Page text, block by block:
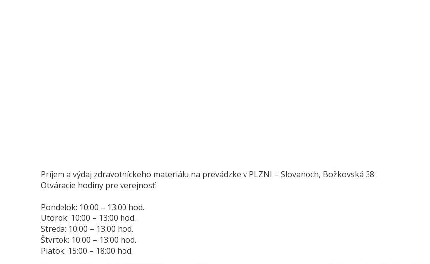
Príjem a výdaj zdravotníckeho materiálu na prevádzke v PLZNI – Slovanoch, Božkovská 38
Otváracie hodiny pre verejnosť:
Pondelok: 10:00 – 13:00 hod.
Utorok: 10:00 – 13:00 hod.
Streda: 10:00 – 13:00 hod.
Štvrtok: 10:00 – 13:00 hod.
Piatok: 15:00 – 18:00 hod.